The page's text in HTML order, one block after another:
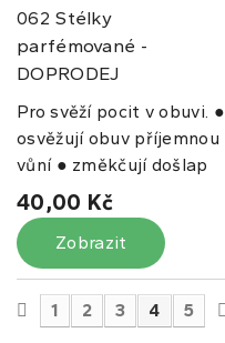
062 Stélky
parfémované -
DOPRODEJ
Pro svěží pocit v obuvi. ●
osvěžují obuv příjemnou
vůní ● změkčují došlap
40,00 Kč
Zobrazit
1 2 3 4 5